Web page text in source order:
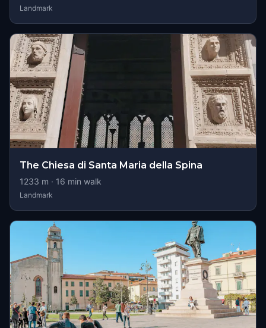
Landmark
The Chiesa di Santa Maria della Spina
1233 m · 16 min walk
Landmark